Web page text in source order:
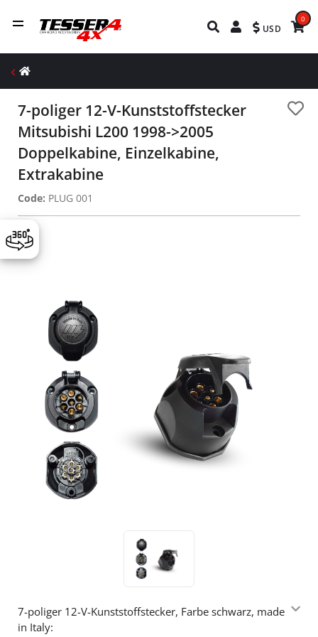
USD
0
7-poliger 12-V-Kunststoffstecker
Mitsubishi L200 1998->2005
Doppelkabine, Einzelkabine,
Extrakabine
Code: PLUG 001
7-poliger 12-V-Kunststoffstecker, Farbe schwarz, made
in Italy: